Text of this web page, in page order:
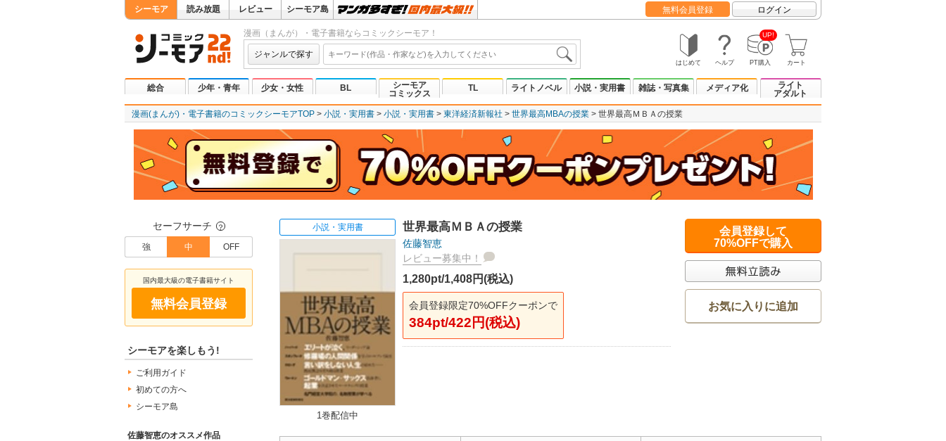
シーモア 読み放題 レビュー シーモア島 無料会員登録 ログイン
漫画（まんが）・電子書籍ならコミックシーモア！
ジャンルで探す
はじめて ヘルプ
UP!
PT購入 カート
総合 少年・青年 少女・女性 BL
シーモア
コミックス
TL ライトノベル 小説・実用書 雑誌・写真集 メディア化
ライト
アダルト
漫画(まんが)・電子書籍のコミックシーモアTOP 小説・実用書 小説・実用書 東洋経済新報社 世界最高MBAの授業 世界最高ＭＢＡの授業
セーフサーチ ？
強 中 OFF
国内最大級の電子書籍サイト
無料会員登録
シーモアを楽しもう!
ご利用ガイド
初めての方へ
シーモア島
佐藤智恵のオススメ作品
小説・実用書
1巻配信中
世界最高ＭＢＡの授業
佐藤智恵
レビュー募集中！
1,280pt/1,408円(税込)
会員登録限定70%OFFクーポンで
384pt/422円(税込)
会員登録して
70%OFFで購入
お気に入りに追加